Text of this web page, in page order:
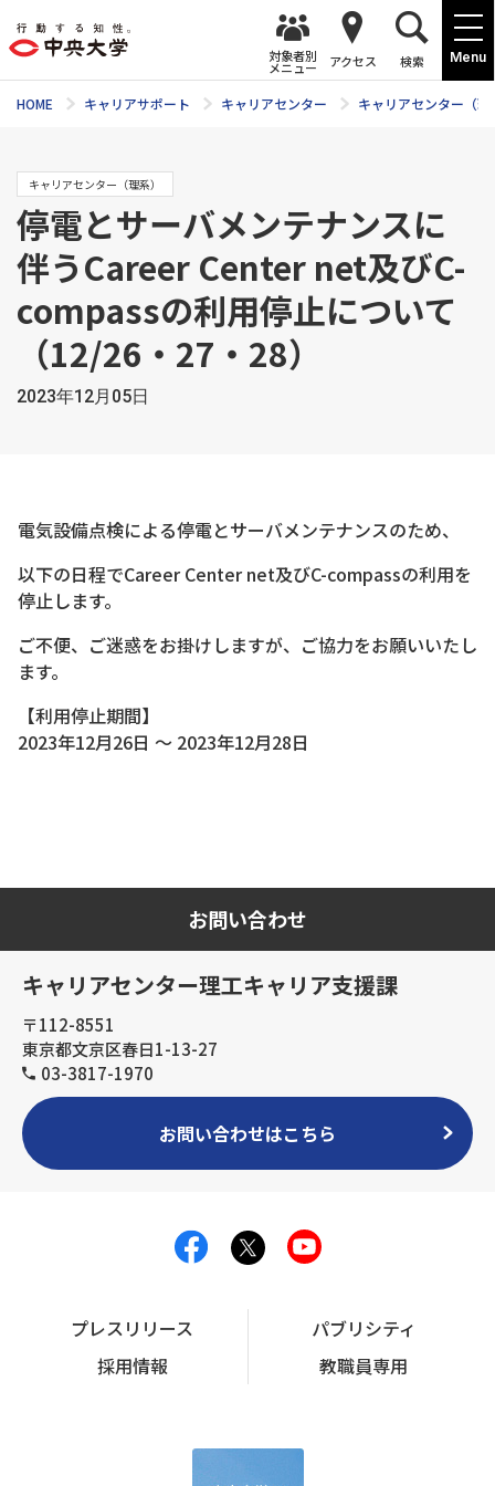
Menu
対象者別
メニュー アクセス 検索
HOME キャリアサポート キャリアセンター キャリアセンター（理
キャリアセンター（理系）
停電とサーバメンテナンスに
伴うCareer Center net及びC-
compassの利用停止について
（12/26・27・28）
2023年12月05日
電気設備点検による停電とサーバメンテナンスのため、
以下の日程でCareer Center net及びC-compassの利用を
停止します。
ご不便、ご迷惑をお掛けしますが、ご協力をお願いいたし
ます。
【利用停止期間】
2023年12月26日 ～ 2023年12月28日
お問い合わせ
キャリアセンター理工キャリア支援課
〒112-8551
東京都文京区春日1-13-27
03-3817-1970
お問い合わせはこちら
プレスリリース
パブリシティ
採用情報
教職員専用